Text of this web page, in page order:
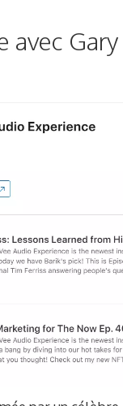
avec